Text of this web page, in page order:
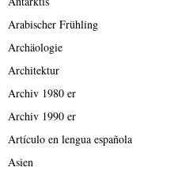
Arabischer Frühling
Archäologie
Architektur
Archiv 1980 er
Archiv 1990 er
Artículo en lengua española
Asien